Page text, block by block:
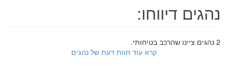
נהגים דיווחו:
2 נהגים ציינו שהרכב בטיחותי.
קרא עוד חוות דעת של נהגים